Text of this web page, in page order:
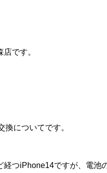
です。
換についてです。
経つiPhone14ですが、電池